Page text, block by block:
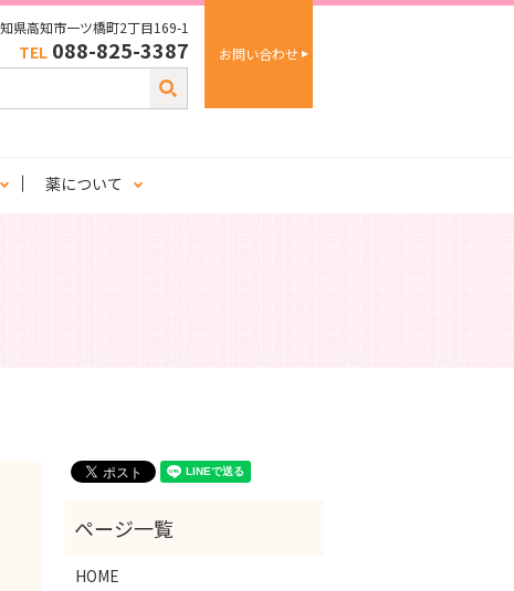
薬について
県高知市一ツ橋町2丁目169-1
TEL088-825-3387 お問い合わせ
HOME